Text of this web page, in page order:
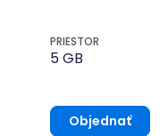
PRIESTOR
5 GB
Objednať